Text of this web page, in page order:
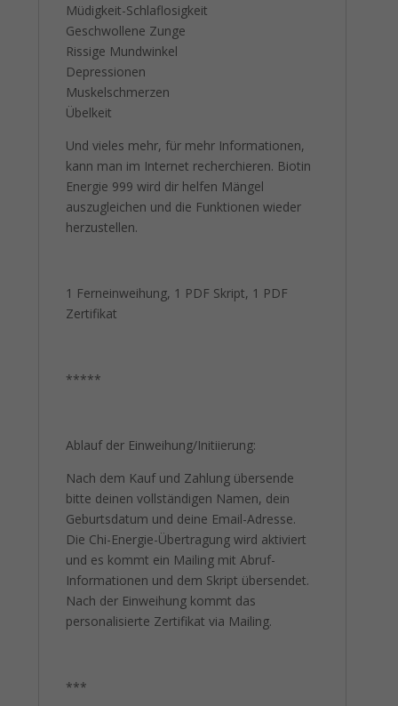
Müdigkeit-Schlaflosigkeit
Geschwollene Zunge
Rissige Mundwinkel
Depressionen
Muskelschmerzen
Übelkeit
Und vieles mehr, für mehr Informationen,
kann man im Internet recherchieren. Biotin
Energie 999 wird dir helfen Mängel
auszugleichen und die Funktionen wieder
herzustellen.
1 Ferneinweihung, 1 PDF Skript, 1 PDF
Zertifikat
*****
Ablauf der Einweihung/Initiierung:
Nach dem Kauf und Zahlung übersende
bitte deinen vollständigen Namen, dein
Geburtsdatum und deine Email-Adresse.
Die Chi-Energie-Übertragung wird aktiviert
und es kommt ein Mailing mit Abruf-
Informationen und dem Skript übersendet.
Nach der Einweihung kommt das
personalisierte Zertifikat via Mailing.
***